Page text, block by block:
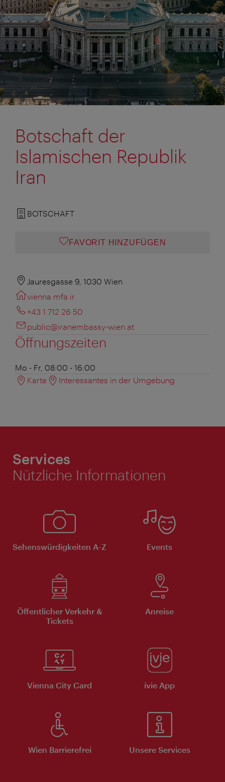
Botschaft der
Islamischen Republik
Iran
BOTSCHAFT
FAVORIT HINZUFÜGEN
Jauresgasse 9, 1030 Wien
vienna.mfa.ir
+43 1 712 26 50
public@iranembassy-wien.at
Öffnungszeiten
Mo - Fr, 08:00 - 16:00
Karte
Interessantes in der Umgebung
Services
Nützliche Informationen
Sehenswürdigkeiten A-Z Events
Öffentlicher Verkehr &
Tickets
Anreise
Vienna City Card ivie App
Wien Barrierefrei Unsere Services